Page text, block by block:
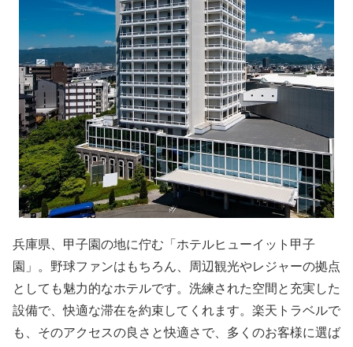
兵庫県、甲子園の地に佇む「ホテルヒューイット甲子
園」。野球ファンはもちろん、周辺観光やレジャーの拠点
としても魅力的なホテルです。洗練された空間と充実した
設備で、快適な滞在を約束してくれます。楽天トラベルで
も、そのアクセスの良さと快適さで、多くのお客様に選ば